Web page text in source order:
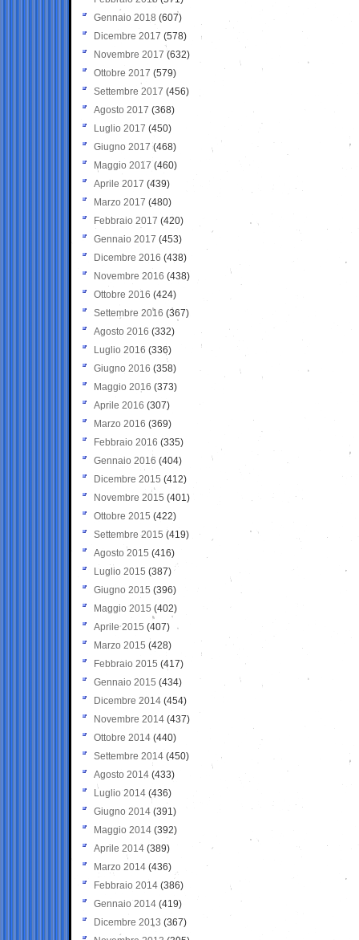
Gennaio 2018 (607)
Dicembre 2017 (578)
Novembre 2017 (632)
Ottobre 2017 (579)
Settembre 2017 (456)
Agosto 2017 (368)
Luglio 2017 (450)
Giugno 2017 (468)
Maggio 2017 (460)
Aprile 2017 (439)
Marzo 2017 (480)
Febbraio 2017 (420)
Gennaio 2017 (453)
Dicembre 2016 (438)
Novembre 2016 (438)
Ottobre 2016 (424)
Settembre 2016 (367)
Agosto 2016 (332)
Luglio 2016 (336)
Giugno 2016 (358)
Maggio 2016 (373)
Aprile 2016 (307)
Marzo 2016 (369)
Febbraio 2016 (335)
Gennaio 2016 (404)
Dicembre 2015 (412)
Novembre 2015 (401)
Ottobre 2015 (422)
Settembre 2015 (419)
Agosto 2015 (416)
Luglio 2015 (387)
Giugno 2015 (396)
Maggio 2015 (402)
Aprile 2015 (407)
Marzo 2015 (428)
Febbraio 2015 (417)
Gennaio 2015 (434)
Dicembre 2014 (454)
Novembre 2014 (437)
Ottobre 2014 (440)
Settembre 2014 (450)
Agosto 2014 (433)
Luglio 2014 (436)
Giugno 2014 (391)
Maggio 2014 (392)
Aprile 2014 (389)
Marzo 2014 (436)
Febbraio 2014 (386)
Gennaio 2014 (419)
Dicembre 2013 (367)